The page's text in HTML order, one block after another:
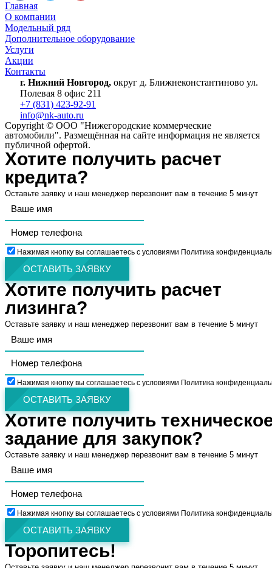
Главная
О компании
Модельный ряд
Дополнительное оборудование
Услуги
Акции
Контакты
г. Нижний Новгород, округ д. Ближнеконстантиново ул.
Полевая 8 офис 211
+7 (831) 423-92-91
info@nk-auto.ru
Copyright © ООО "Нижегородские коммерческие
автомобили". Размещённая на сайте информация не является
публичной офертой.
Хотите получить расчет
кредита?
Оставьте заявку и наш менеджер перезвонит вам в течение 5 минут
Нажимая кнопку вы соглашаетесь с условиями Политика
ОСТАВИТЬ ЗАЯВКУ
Хотите получить расчет
лизинга?
Оставьте заявку и наш менеджер перезвонит вам в течение 5 минут
Нажимая кнопку вы соглашаетесь с условиями Политика
ОСТАВИТЬ ЗАЯВКУ
Хотите получить
задание для закупок?
Оставьте заявку и наш менеджер перезвонит вам в течение 5 минут
Нажимая кнопку вы соглашаетесь с условиями Политика
ОСТАВИТЬ ЗАЯВКУ
Торопитесь!